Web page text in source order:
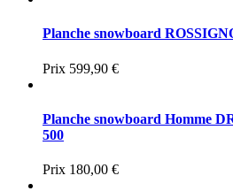
Planche snowboard
Prix 599,90 €
Planche snowboard Homme
500
Prix 180,00 €